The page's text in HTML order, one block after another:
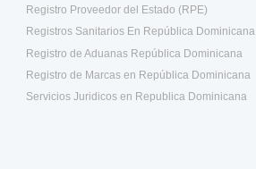
Registro Proveedor del Estado (RPE)
Registros Sanitarios En República Dominicana
Registro de Aduanas República Dominicana
Registro de Marcas en República Dominicana
Servicios Juridicos en Republica Dominicana